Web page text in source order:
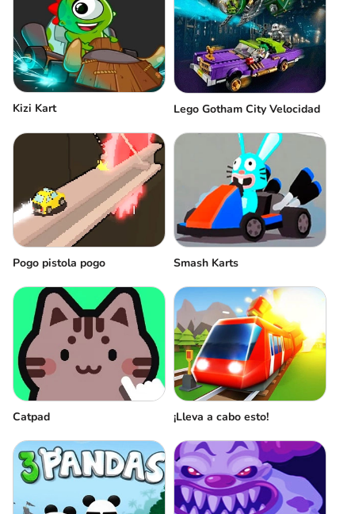
Kizi Kart Lego Gotham City Velocidad
Pogo pistola pogo Smash Karts
Сatpad ¡Lleva a cabo esto!